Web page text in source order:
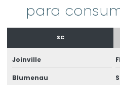
Análise de águas residuárias
Análise de alimentos laboratório
Análise bacteriológica da água
Análise de bebidas
para
SC
Joinville
Blumenau